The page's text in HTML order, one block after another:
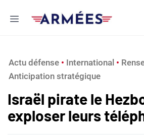
Menu
Actu défense • International •
Anticipation stratégique
Israël pirate le
exploser leurs